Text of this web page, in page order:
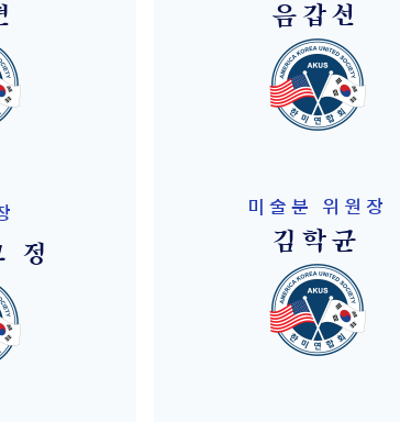
정
음갑선
미술분 위원장
김학균